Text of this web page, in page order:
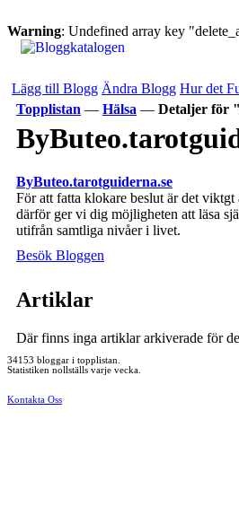
Warning: Undefined array key
Lägg till Blogg Ändra Blogg Hur det
Topplistan — Hälsa — Detaljer för
ByButeo.tarotguiderna.se
För att fatta klokare beslut är det
därför ger vi dig möjligheten att läsa
utifrån samtliga nivåer i livet.
Besök Bloggen
Artiklar
Där finns inga artiklar arkiverade för
34153 bloggar i topplistan.
Statistiken nollställs varje vecka.
Kontakta Oss